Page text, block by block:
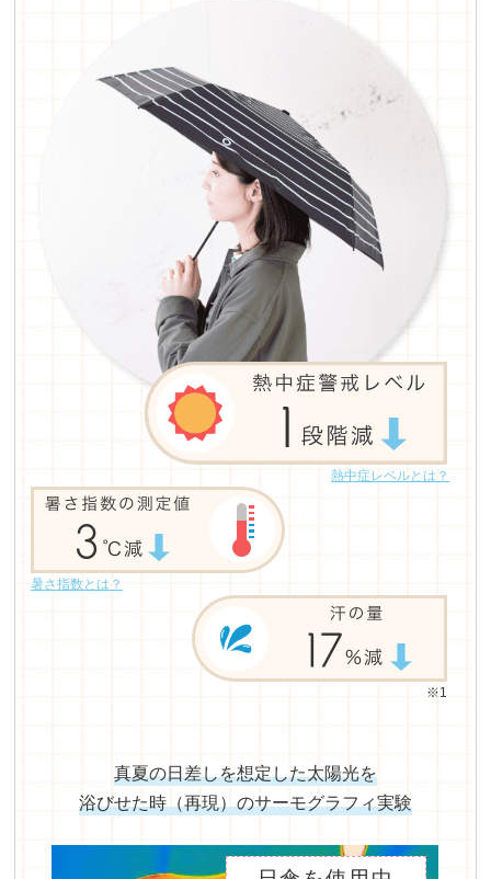
熱中症レベルとは？
暑さ指数とは？
※1
真夏の日差しを想定した太陽光を
浴びせた時（再現）のサーモグラフィ実験